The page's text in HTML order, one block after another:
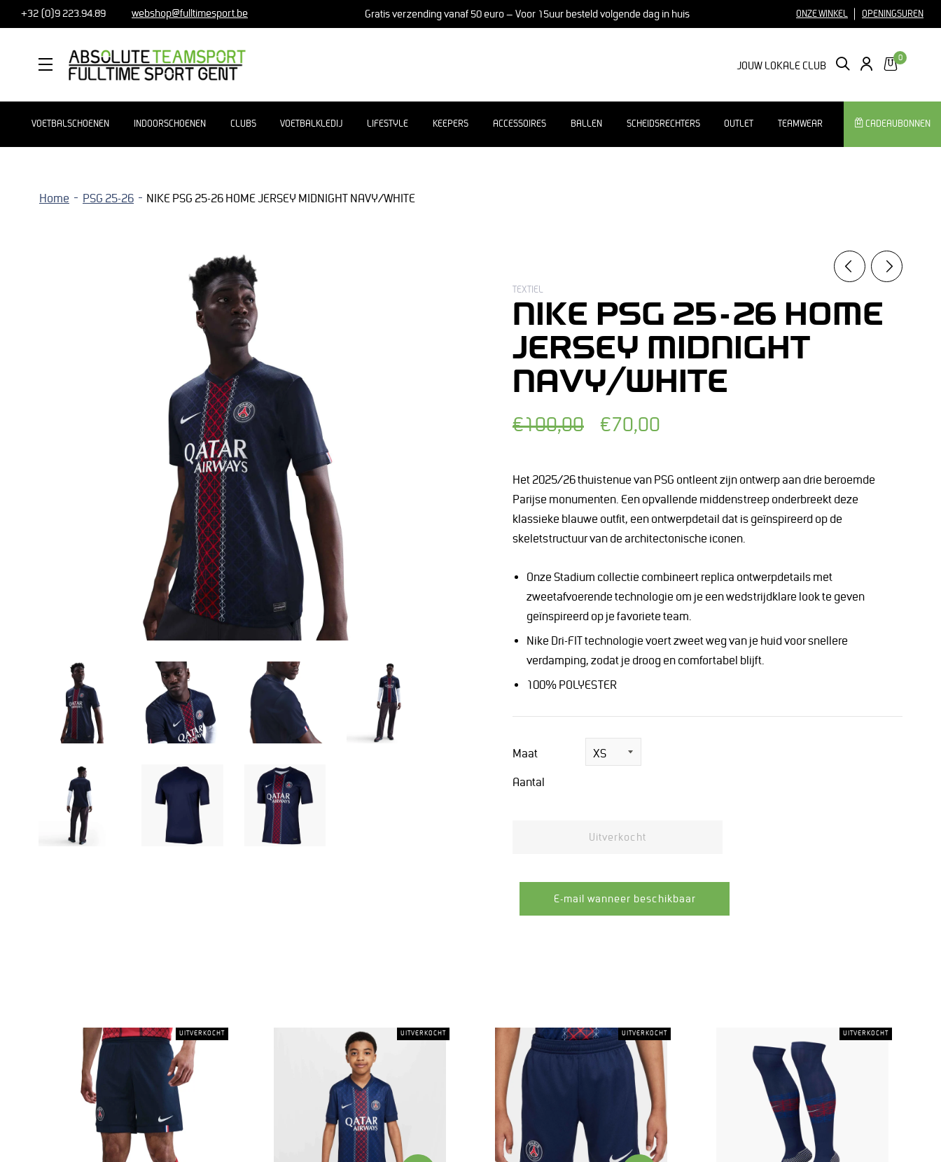
+32 (0)9 223.94.89 webshop@fulltimesport.be Gratis verzending vanaf 50 euro – Voor 15uur besteld volgende dag in huis ONZE WINKEL OPENINGSUREN
MENU
JOUW LOKALE CLUB ZOEKEN LOGIN
0
VOETBALSCHOENEN INDOORSCHOENEN CLUBS VOETBALKLEDIJ LIFESTYLE KEEPERS ACCESSOIRES BALLEN SCHEIDSRECHTERS OUTLET TEAMWEAR CADEAUBONNEN
Home PSG 25-26 NIKE PSG 25-26 HOME JERSEY MIDNIGHT NAVY/WHITE
Vorig
TEXTIEL
NIKE PSG 25-26 HOME
JERSEY MIDNIGHT
NAVY/WHITE
Normale
Afgeprijsde
€100,00 €70,00
Het 2025/26 thuistenue van PSG ontleent zijn ontwerp aan drie beroemde
Parijse monumenten. Een opvallende middenstreep onderbreekt deze
klassieke blauwe outfit, een ontwerpdetail dat is geïnspireerd op de
skeletstructuur van de architectonische iconen.
Onze Stadium collectie combineert replica ontwerpdetails met
zweetafvoerende technologie om je een wedstrijdklare look te geven
geïnspireerd op je favoriete team.
Nike Dri-FIT technologie voert zweet weg van je huid voor snellere
verdamping, zodat je droog en comfortabel blijft.
100% POLYESTER
Maat
Aantal
Uitverkocht
E-mail wanneer beschikbaar
UITVERKOCHT UITVERKOCHT UITVERKOCHT UITVERKOCHT